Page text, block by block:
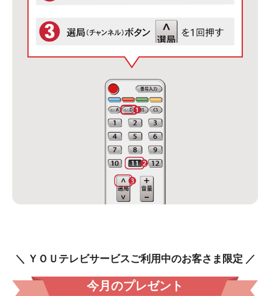
＼ ＹＯＵテレビサービスご利用中のお客さま限定 ／
今月のプレゼント